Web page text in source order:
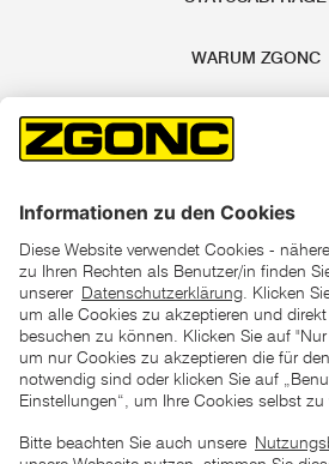
WARUM ZGONC
*der "statt"-Preis ist der niedrigste
Tagen vor Beginn
unter den UVP Preisen auf